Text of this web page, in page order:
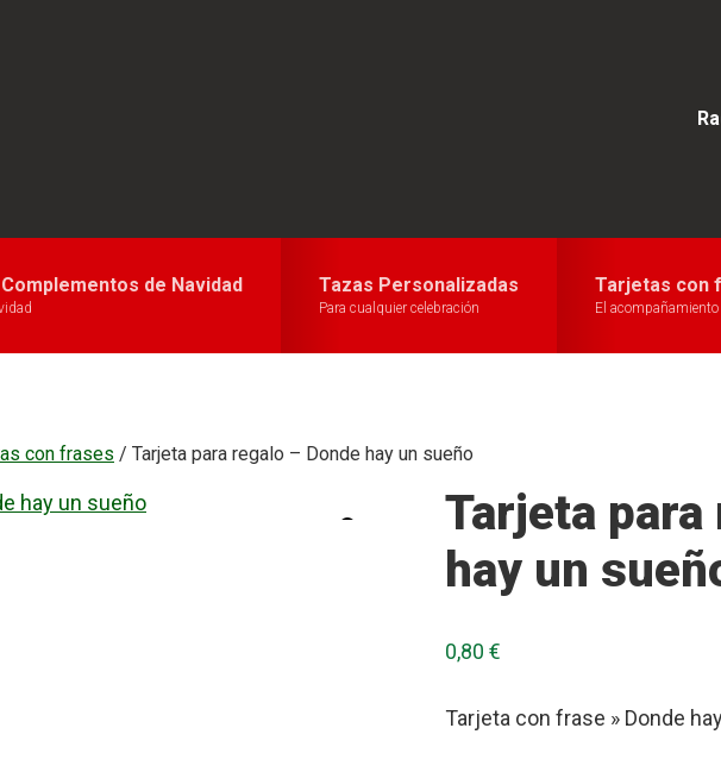
de Navidad Tazas Personalizadas
Para cualquier celebración
Tarjetas con
El acompañamiento
con frases / Tarjeta para regalo – Donde hay un sueño
Tarjeta para
hay un
0,80€
Tarjeta con frase » Donde